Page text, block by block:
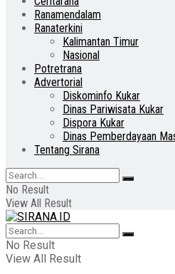
Ranamendalam
Ranaterkini
Kalimantan Timur
Nasional
Potretrana
Advertorial
Diskominfo Kukar
Dinas Pariwisata Kukar
Dispora Kukar
Dinas Pemberdayaan
Tentang Sirana
No Result
View All Result
No Result
View All Result